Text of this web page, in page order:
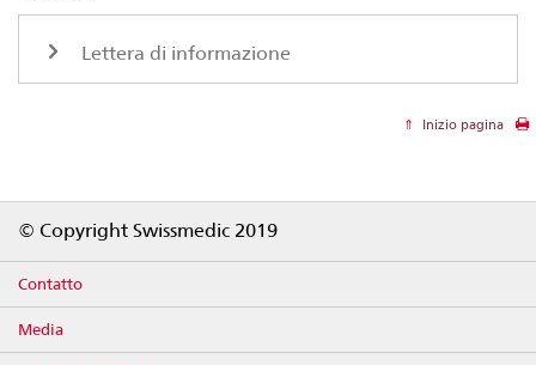
Lettera di informazione
Inizio pagina
© Copyright Swissmedic 2019
Contatto
Media